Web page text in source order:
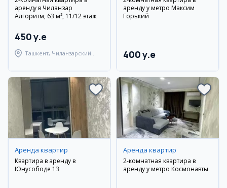
аренду в Чиланзар
Алгоритм, 63 м², 11/12 этаж
450 y.e
Ташкент, Чиланзарский
аренду у метро Максим
Горький
400 y.e
Аренда квартир
Квартира в аренду в
Юнусободе 13
Аренда квартир
2-комнатная квартира в
аренду у метро Космонавты